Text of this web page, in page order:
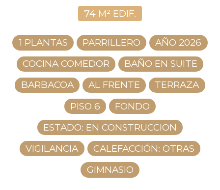
74 M² EDIF.
1 PLANTAS PARRILLERO
AÑO 2026
COCINA COMEDOR
BAÑO EN SUITE
BARBACOA
AL FRENTE
TERRAZA
PISO 6
FONDO
ESTADO: EN CONSTRUCCION
VIGILANCIA
CALEFACCIÓN: OTRAS
GIMNASIO